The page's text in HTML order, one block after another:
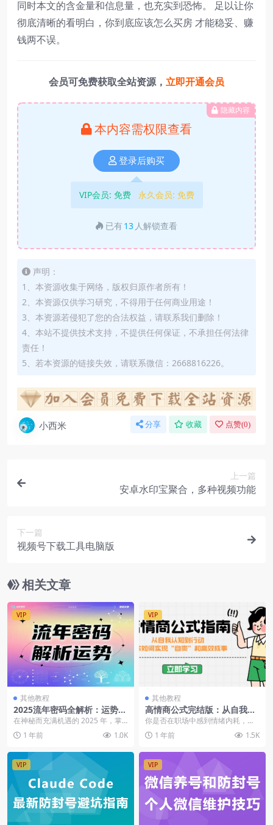
同时本文的含金量和信息量，也充实到恐怖。 足以让你
彻底清晰的看明白，你到底应该怎么买房 才能稳妥、赚
钱两不误。
会员可免费获取全站资源， 立即开通会员
隐藏内容
本内容需权限查看
登录后购买
VIP会员: 免费 永久会员: 免费
已有 13 人解锁查看
声明：
1、本资源收集于网络，版权归原作者所有！
2、本资源仅供学习研究，不得用于任何商业用途！
3、本资源若侵犯了您的合法权益，请联系我们删除！
4、本站不提供技术支持，不提供任何保证，不承担任何法律
责任！
5、若本资源的链接失效，请联系微信：2668816226。
小西米 分享 收藏 点赞(0)
上一篇
安卓水印宝聚合，多种视频功能
下一篇
视频号下载工具电脑版
相关文章
VIP
其他教程
2025流年密码全解析：运势数
字家庭三位一体
在神秘而充满机遇的 2025 年，掌
握自身的流年密码将成为开启一整
年好运与成长的...
1 年前 1.0K
VIP
其他教程
高情商公式完结版：从自我认
知到行动，教你如何实现“自
爽”和高效成事
你是否在职场中感到情绪内耗，总
是担心自己说错话，做错事？是否
在面对压力时大脑一片...
1 年前 1.5K
VIP VIP